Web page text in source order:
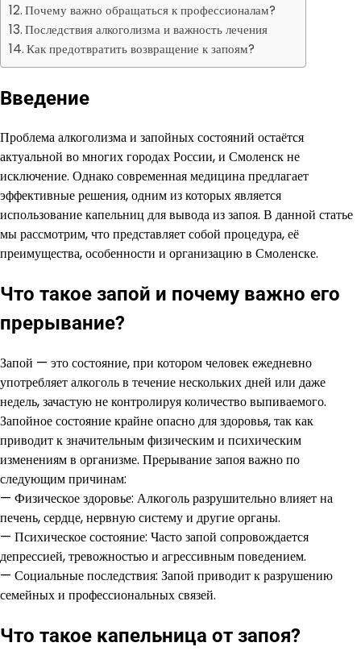
Почему важно обращаться к профессионалам?
Последствия алкоголизма и важность лечения
Как предотвратить возвращение к запоям?
Введение
Проблема алкоголизма и запойных состояний остаётся
актуальной во многих городах России, и Смоленск не
исключение. Однако современная медицина предлагает
эффективные решения, одним из которых является
использование капельниц для вывода из запоя. В данной статье
мы рассмотрим, что представляет собой процедура, её
преимущества, особенности и организацию в Смоленске.
Что такое запой и почему важно его
прерывание?
Запой — это состояние, при котором человек ежедневно
употребляет алкоголь в течение нескольких дней или даже
недель, зачастую не контролируя количество выпиваемого.
Запойное состояние крайне опасно для здоровья, так как
приводит к значительным физическим и психическим
изменениям в организме. Прерывание запоя важно по
следующим причинам:
— Физическое здоровье: Алкоголь разрушительно влияет на
печень, сердце, нервную систему и другие органы.
— Психическое состояние: Часто запой сопровождается
депрессией, тревожностью и агрессивным поведением.
— Социальные последствия: Запой приводит к разрушению
семейных и профессиональных связей.
Что такое капельница от запоя?